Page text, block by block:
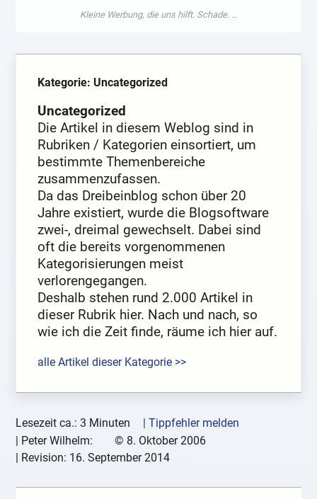
Kategorie: Uncategorized
Uncategorized
Die Artikel in diesem Weblog sind in
Rubriken / Kategorien einsortiert, um
bestimmte Themenbereiche
zusammenzufassen.
Da das Dreibeinblog schon über 20
Jahre existiert, wurde die Blogsoftware
zwei-, dreimal gewechselt. Dabei sind
oft die bereits vorgenommenen
Kategorisierungen meist
verlorengegangen.
Deshalb stehen rund 2.000 Artikel in
dieser Rubrik hier. Nach und nach, so
wie ich die Zeit finde, räume ich hier auf.
alle Artikel dieser Kategorie >>
Lesezeit ca.: 3 Minuten
| Tippfehler melden
| Peter Wilhelm: © 8. Oktober 2006
| Revision: 16. September 2014